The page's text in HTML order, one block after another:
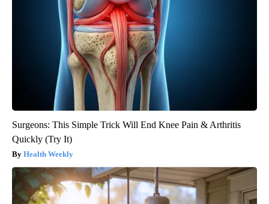
Surgeons: This Simple Trick Will End Knee Pain & Arthritis
Quickly (Try It)
Health Weekly